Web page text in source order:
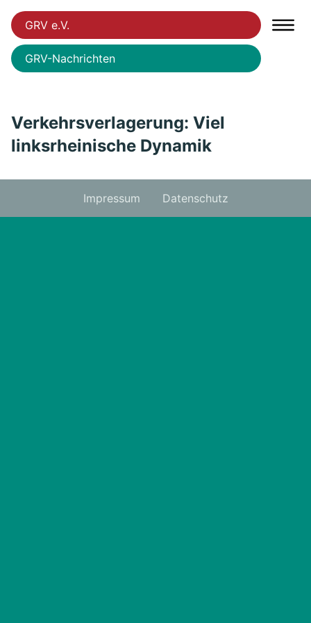
GRV e.V.
GRV-Nachrichten
Verkehrsverlagerung: Viel
linksrheinische Dynamik
Impressum Datenschutz